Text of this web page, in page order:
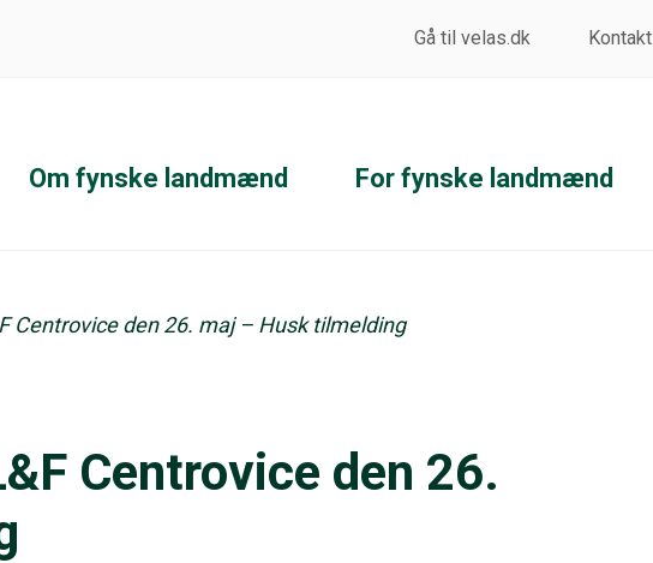
Gå til velas.dk Kontakt
Om fynske landmænd For fynske landmænd
Centrovice den 26. maj – Husk tilmelding
Centrovice den 26.